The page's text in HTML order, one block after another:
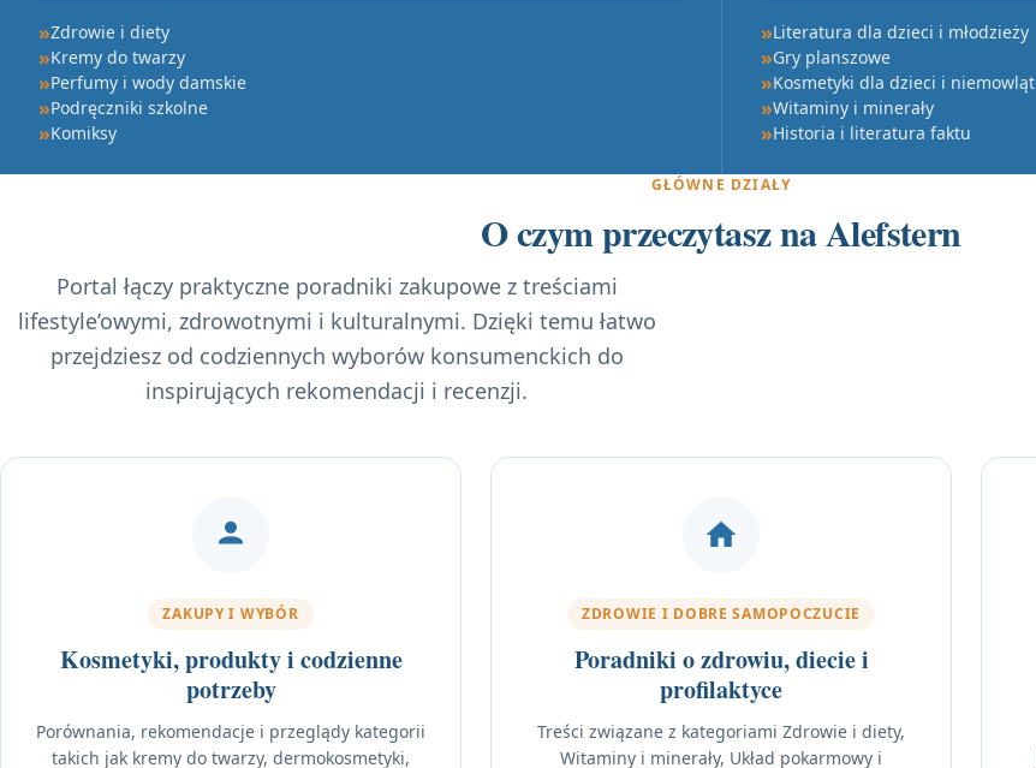
Zdrowie i diety
Kremy do twarzy
Perfumy i wody damskie
Podręczniki szkolne
Komiksy
Literatura dla dzieci i młodzieży
Gry planszowe
Kosmetyki dla dzieci i niemowląt
Witaminy i minerały
Historia i literatura faktu
GŁÓWNE DZIAŁY
O czym przeczytasz na Alefstern
Portal łączy praktyczne poradniki zakupowe z treściami
lifestyle’owymi, zdrowotnymi i kulturalnymi. Dzięki temu łatwo
przejdziesz od codziennych wyborów konsumenckich do
inspirujących rekomendacji i recenzji.
ZAKUPY I WYBÓR
Kosmetyki, produkty i codzienne
potrzeby
Porównania, rekomendacje i przeglądy kategorii
takich jak kremy do twarzy, dermokosmetyki,
ZDROWIE I DOBRE SAMOPOCZUCIE
Poradniki o zdrowiu, diecie i
profilaktyce
Treści związane z kategoriami Zdrowie i diety,
Witaminy i minerały, Układ pokarmowy i